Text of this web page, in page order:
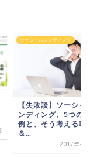
ソーシャルレンディング
【貸し倒れ率】業界
手maneoの2015年5
2017年4月...
2017年5